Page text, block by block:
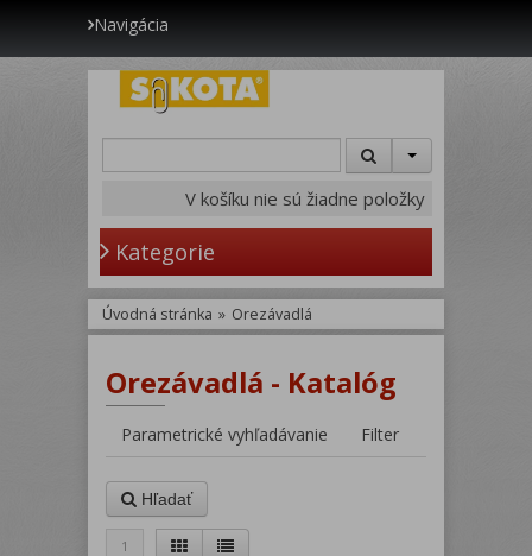
Navigácia
V košíku nie sú žiadne položky
Kategorie
Úvodná stránka » Orezávadlá
Orezávadlá - Katalóg
Parametrické vyhľadávanie Filter
Hľadať
1